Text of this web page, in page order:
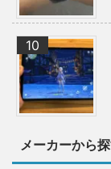
メーカーから